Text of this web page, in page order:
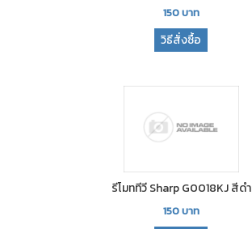
150บาท
วิธีสั่งซื้อ
รีโมททีวี Sharp G0018KJ สีดำ
150บาท